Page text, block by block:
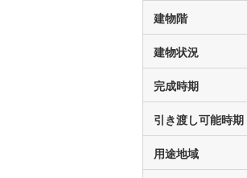
建物階
建物状況
完成時期
引き渡し可能時期
用途地域